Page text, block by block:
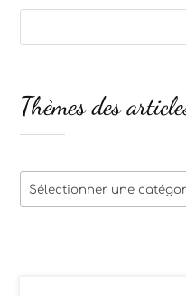
Thèmes des
Thèmes
des